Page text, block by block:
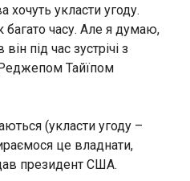
президента
Відповідно
Токаєва
до 2029 року.
обмеження - в один
але рішення
конституції не
ліміті. Поки неясно,
нового
з 12 загиблими:
захід водію
у смертельну ДТП
60 днів без можливості
укласти угоду.
часу. Але я думаю,
під час зустрічі з
Тайїпом
(укласти угоду –
це владнати,
президент США.